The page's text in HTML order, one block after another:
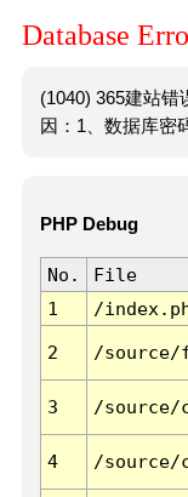
Database
(1040) 365建站
因：1、数据库密
PHP Debug
No. File
1
/
2 /source/
3 /source/
4 /source/